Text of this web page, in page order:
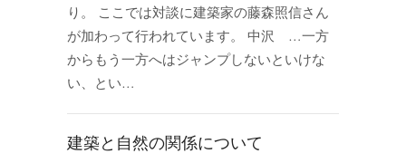
り。 ここでは対談に建築家の藤森照信さん
が加わって行われています。 中沢 …一方
からもう一方へはジャンプしないといけな
い、とい…
建築と自然の関係について